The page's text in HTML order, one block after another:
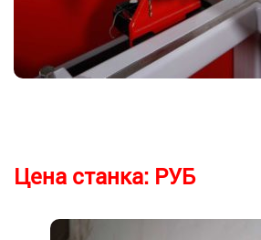
Цена станка: РУБ